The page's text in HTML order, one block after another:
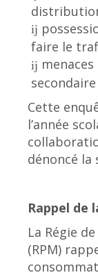
faire le
secondaire
Cette
l’année
dénoncé la
Rappel de
La Régie
(RPM)